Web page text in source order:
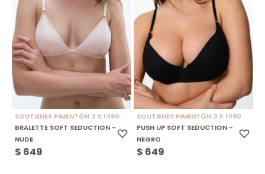
SOUTIENES PIMENTÓN 3 X 1490
BRALETTE SOFT SEDUCTION -
NUDE
$ 649
SOUTIENES PIMENTÓN 3 X 1490
PUSH UP SOFT SEDUCTION -
NEGRO
$ 649